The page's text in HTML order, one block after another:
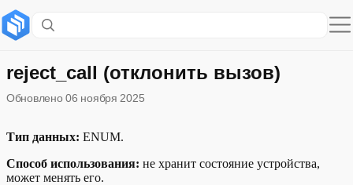
Устройства с этой функцией
Примеры голосовых команд
Описание функции в модели устройства
Пример описания состояния функции
reject_call (отклонить вызов)
Обновлено 06 ноября 2025
Тип данных: ENUM.
Способ использования: не хранит состояние устройства,
может менять его.